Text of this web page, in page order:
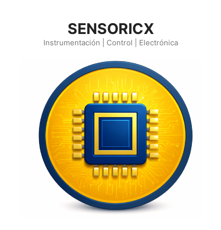
SENSORICX
Instrumentación | Control | Electrónica